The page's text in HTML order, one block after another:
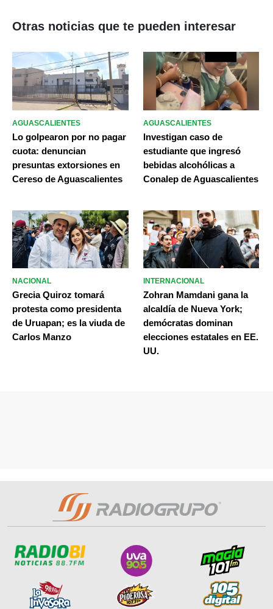
Otras noticias que te pueden interesar
AGUASCALIENTES
Lo golpearon por no pagar
cuota: denuncian
presuntas extorsiones en
Cereso de Aguascalientes
AGUASCALIENTES
Investigan caso de
estudiante que ingresó
bebidas alcohólicas a
Conalep de Aguascalientes
NACIONAL
Grecia Quiroz tomará
protesta como presidenta
de Uruapan; es la viuda de
Carlos Manzo
INTERNACIONAL
Zohran Mamdani gana la
alcaldía de Nueva York;
demócratas dominan
elecciones estatales en EE.
UU.